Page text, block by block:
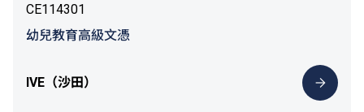
CE114301
幼兒教育高級文憑
IVE（沙田）